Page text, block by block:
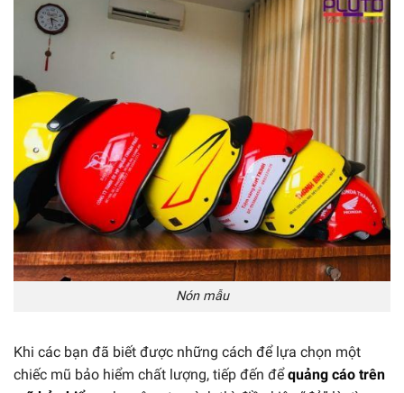
Nón mẫu
Khi các bạn đã biết được những cách để lựa chọn một
chiếc mũ bảo hiểm chất lượng, tiếp đến đểquảng cáo trên